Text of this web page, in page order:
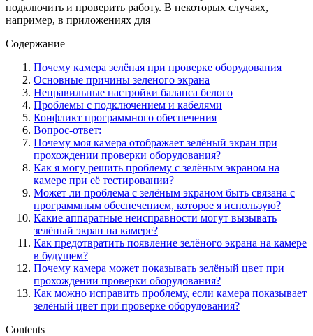
подключить и проверить работу. В некоторых случаях,
например, в приложениях для
Содержание
Почему камера зелёная при проверке оборудования
Основные причины зеленого экрана
Неправильные настройки баланса белого
Проблемы с подключением и кабелями
Конфликт программного обеспечения
Вопрос-ответ:
Почему моя камера отображает зелёный экран при
прохождении проверки оборудования?
Как я могу решить проблему с зелёным экраном на
камере при её тестировании?
Может ли проблема с зелёным экраном быть связана с
программным обеспечением, которое я использую?
Какие аппаратные неисправности могут вызывать
зелёный экран на камере?
Как предотвратить появление зелёного экрана на камере
в будущем?
Почему камера может показывать зелёный цвет при
прохождении проверки оборудования?
Как можно исправить проблему, если камера показывает
зелёный цвет при проверке оборудования?
Contents